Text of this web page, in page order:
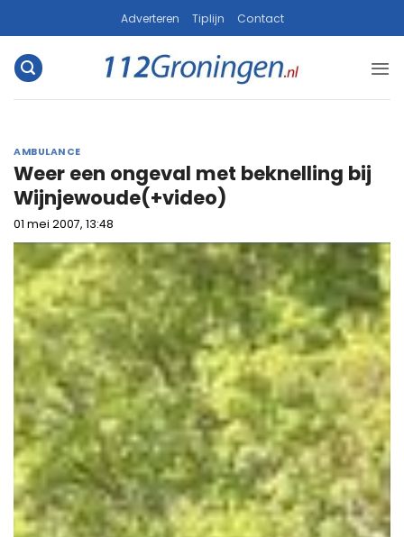
naar
inhoud
Adverteren Tiplijn Contact
AMBULANCE
Weer een ongeval met beknelling bij
Wijnjewoude(+video)
01 mei 2007, 13:48